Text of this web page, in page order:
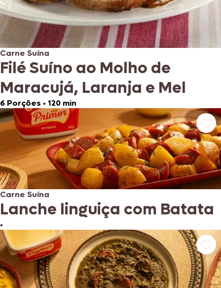
Carne Suína
Filé Suíno ao Molho de
Maracujá, Laranja e Mel
6 Porções • 120 min
Carne Suína
Lanche linguiça com Batata
•